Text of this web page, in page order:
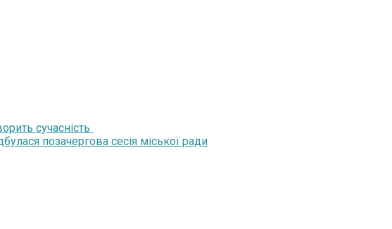
сучасність
позачергова сесія міської ради